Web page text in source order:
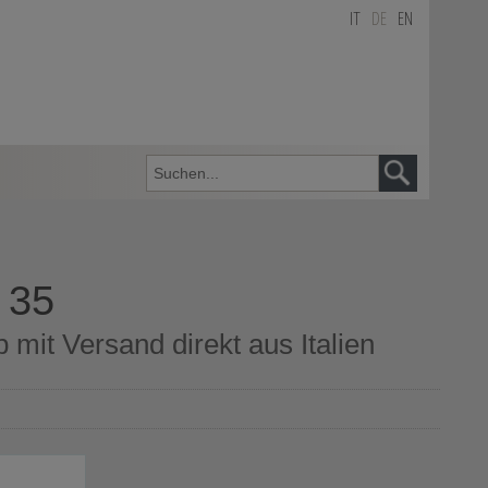
DE EN
mit Versand direkt aus Italien